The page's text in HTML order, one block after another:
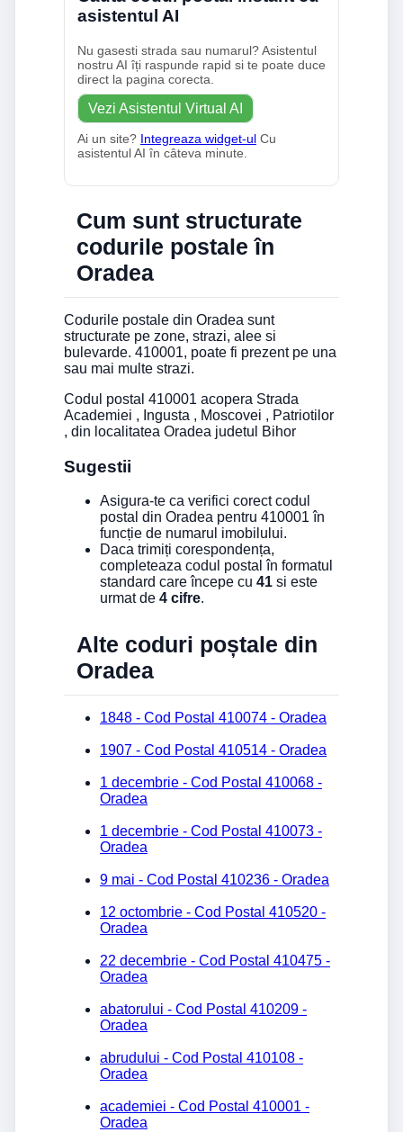
asistentul AI
Nu gasesti strada sau numarul? Asistentul
nostru AI îți raspunde rapid si te poate duce
direct la pagina corecta.
Vezi Asistentul Virtual AI
Ai un site? Integreaza widget-ul Cu
asistentul AI în câteva minute.
Cum sunt structurate
codurile postale în
Oradea
Codurile postale din Oradea sunt
structurate pe zone, strazi, alee si
bulevarde. 410001, poate fi prezent pe una
sau mai multe strazi.
Codul postal 410001 acopera Strada
Academiei , Ingusta , Moscovei , Patriotilor
, din localitatea Oradea judetul Bihor
Sugestii
Asigura-te ca verifici corect codul
postal din Oradea pentru 410001 în
funcție de numarul imobilului.
Daca trimiți corespondența,
completeaza codul postal în formatul
standard care începe cu 41 si este
urmat de 4 cifre.
Alte coduri poștale din
Oradea
1848 - Cod Postal 410074 - Oradea
1907 - Cod Postal 410514 - Oradea
1 decembrie - Cod Postal 410068 -
Oradea
1 decembrie - Cod Postal 410073 -
Oradea
9 mai - Cod Postal 410236 - Oradea
12 octombrie - Cod Postal 410520 -
Oradea
22 decembrie - Cod Postal 410475 -
Oradea
abatorului - Cod Postal 410209 -
Oradea
abrudului - Cod Postal 410108 -
Oradea
academiei - Cod Postal 410001 -
Oradea